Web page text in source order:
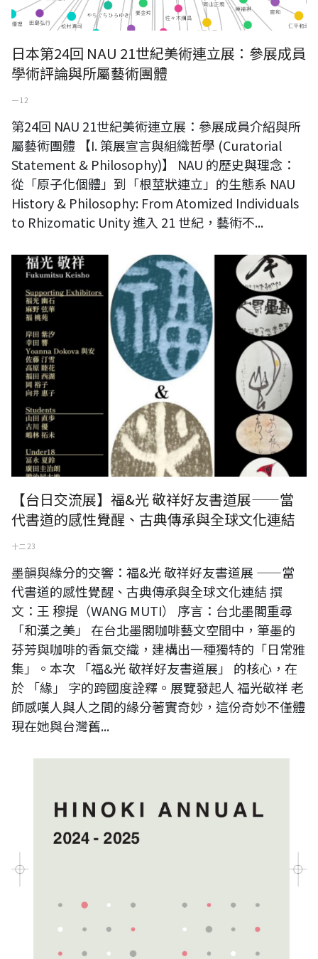
日本第24回 NAU 21世紀美術連立展：參展成員
學術評論與所屬藝術團體
一 12
第24回 NAU 21世紀美術連立展：參展成員介紹與所
屬藝術團體 【I. 策展宣言與組織哲學 (Curatorial
Statement & Philosophy)】 NAU 的歷史與理念：
從「原子化個體」到「根莖狀連立」的生態系 NAU
History & Philosophy: From Atomized Individuals
to Rhizomatic Unity 進入 21 世紀，藝術不...
【台日交流展】福&光 敬祥好友書道展——當
代書道的感性覺醒、古典傳承與全球文化連結
十二 23
墨韻與緣分的交響：福&光 敬祥好友書道展 ——當
代書道的感性覺醒、古典傳承與全球文化連結 撰
文：王 穆提（WANG MUTI） 序言：台北墨閣重尋
「和漢之美」 在台北墨閣咖啡藝文空間中，筆墨的
芬芳與咖啡的香氣交織，建構出一種獨特的「日常雅
集」。本次 「福&光 敬祥好友書道展」 的核心，在
於 「緣」 字的跨國度詮釋。展覽發起人 福光敬祥 老
師感嘆人與人之間的緣分著實奇妙，這份奇妙不僅體
現在她與台灣舊...